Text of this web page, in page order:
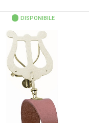
DISPONIBILE